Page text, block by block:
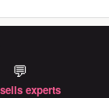
💬
experts